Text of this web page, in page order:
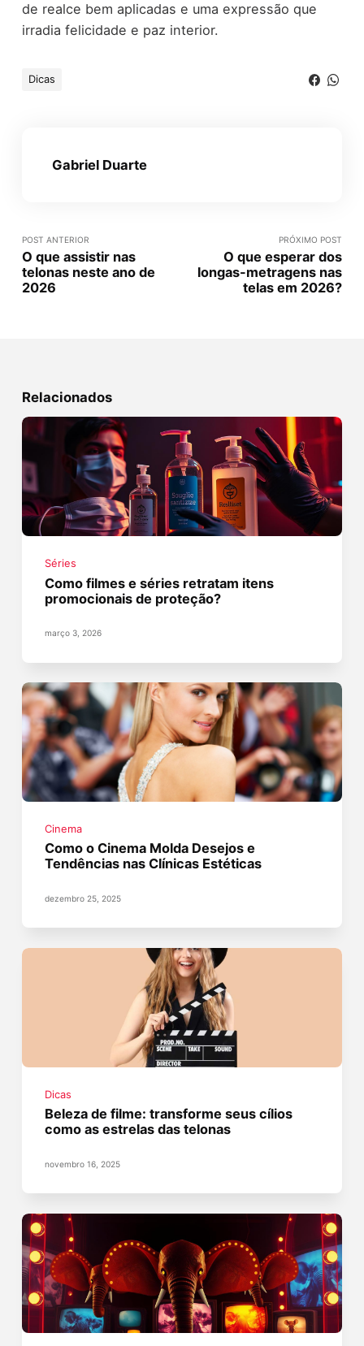
de realce bem aplicadas e uma expressão que
irradia felicidade e paz interior.
Dicas
Gabriel Duarte
POST ANTERIOR
O que assistir nas
telonas neste ano de
2026
PRÓXIMO POST
O que esperar dos
longas-metragens nas
telas em 2026?
Relacionados
Séries
Como filmes e séries retratam itens
promocionais de proteção?
março 3, 2026
Cinema
Como o Cinema Molda Desejos e
Tendências nas Clínicas Estéticas
dezembro 25, 2025
Dicas
Beleza de filme: transforme seus cílios
como as estrelas das telonas
novembro 16, 2025